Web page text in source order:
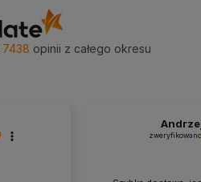
7438 opinii z całego okresu
zweryfikowano